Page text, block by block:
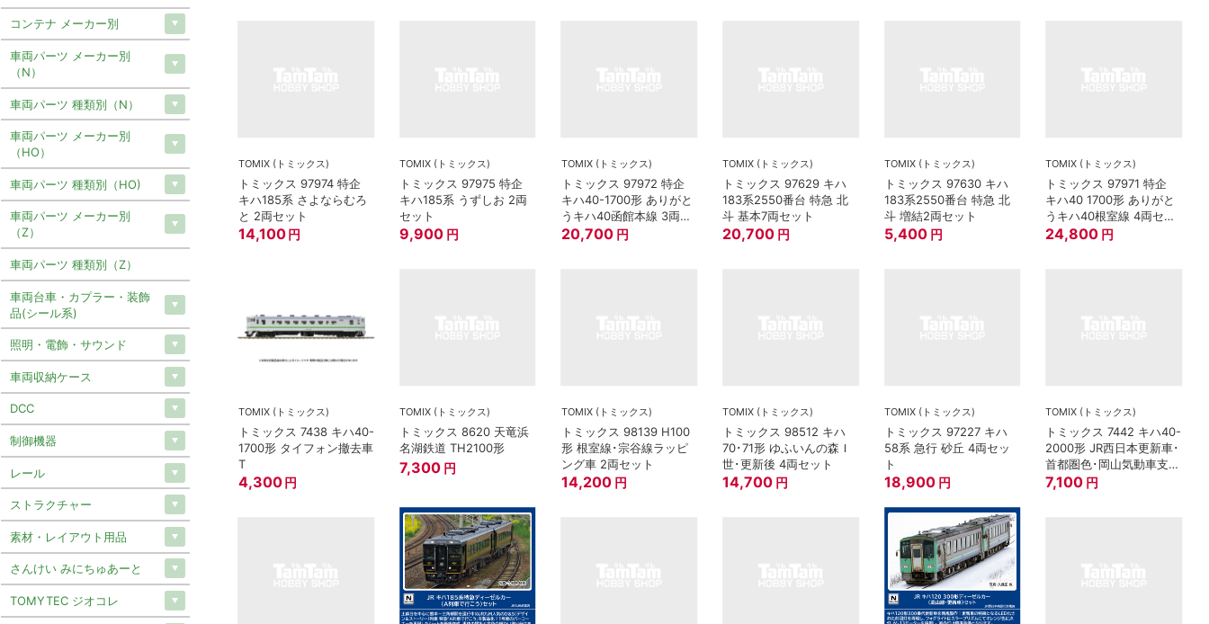
TOMIX (トミックス)
トミックス 97974 特企
キハ185系 さよならむろ
と 2両セット
14,100 円
TOMIX (トミックス)
トミックス 97975 特企
キハ185系 うずしお 2両
セット
9,900 円
TOMIX (トミックス)
トミックス 97972 特企
キハ40-1700形 ありがと
うキハ40函館本線 3両セ
ット
20,700 円
TOMIX (トミックス)
トミックス 97629 キハ
183系2550番台 特急 北
斗 基本7両セット
20,700 円
TOMIX (トミックス)
トミックス 97630 キハ
183系2550番台 特急 北
斗 増結2両セット
5,400 円
TOMIX (トミックス)
トミックス 97971 特企
キハ40 1700形 ありがと
うキハ40根室線 4両セッ
ト
24,800 円
TOMIX (トミックス)
トミックス 7438 キハ40-
1700形 タイフォン撤去車
T
4,300 円
TOMIX (トミックス)
トミックス 8620 天竜浜
名湖鉄道 TH2100形
7,300 円
TOMIX (トミックス)
トミックス 98139 H100
形 根室線･宗谷線ラッピ
ング車 2両セット
14,200 円
TOMIX (トミックス)
トミックス 98512 キハ
70･71形 ゆふいんの森Ｉ
世･更新後 4両セット
14,700 円
TOMIX (トミックス)
トミックス 97227 キハ
58系 急行 砂丘 4両セッ
ト
18,900 円
TOMIX (トミックス)
トミックス 7442 キハ40-
2000形 JR西日本更新車･
首都圏色･岡山気動車支所
M
7,100 円
コンテナ メーカー別
車両パーツ メーカー別
（N）
車両パーツ 種類別（N）
車両パーツ メーカー別
（HO）
車両パーツ 種類別（HO)
車両パーツ メーカー別
（Z）
車両パーツ 種類別（Z）
車両台車・カプラー・装飾
品(シール系)
照明・電飾・サウンド
車両収納ケース
DCC
制御機器
レール
ストラクチャー
素材・レイアウト用品
さんけい みにちゅあーと
TOMYTEC ジオコレ